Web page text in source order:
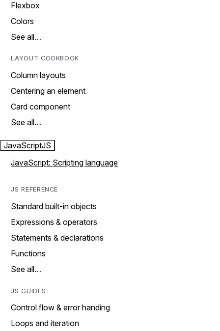
Flexbox
Colors
See all…
LAYOUT COOKBOOK
Column layouts
Centering an element
Card component
See all…
JavaScriptJS
JavaScript: Scripting language
JS REFERENCE
Standard built-in objects
Expressions & operators
Statements & declarations
Functions
See all…
JS GUIDES
Control flow & error handing
Loops and iteration